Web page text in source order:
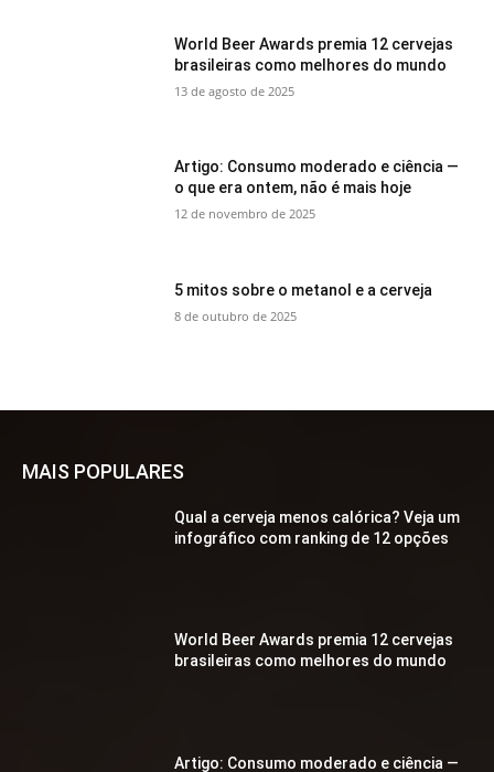
World Beer Awards premia 12 cervejas
brasileiras como melhores do mundo
13 de agosto de 2025
Artigo: Consumo moderado e ciência —
o que era ontem, não é mais hoje
12 de novembro de 2025
5 mitos sobre o metanol e a cerveja
8 de outubro de 2025
MAIS POPULARES
Qual a cerveja menos calórica? Veja um
infográfico com ranking de 12 opções
World Beer Awards premia 12 cervejas
brasileiras como melhores do mundo
Artigo: Consumo moderado e ciência —